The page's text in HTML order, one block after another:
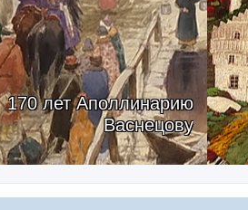
170 лет Аполлинарию
Васнецову